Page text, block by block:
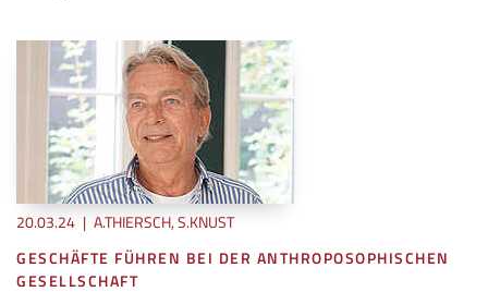
20.03.24 | A.THIERSCH, S.KNUST
GESCHÄFTE FÜHREN BEI DER ANTHROPOSOPHISCHEN
GESELLSCHAFT